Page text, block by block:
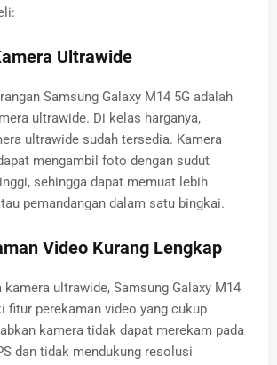
Ultrawide
Samsung Galaxy M14 5G adalah
ultrawide. Di kelas harganya,
ultrawide sudah tersedia. Kamera
mengambil foto dengan sudut
sehingga dapat memuat lebih
pemandangan dalam satu bingkai.
Video Kurang Lengkap
kamera ultrawide, Samsung Galaxy M14
fitur perekaman video yang cukup
kamera tidak dapat merekam pada
dan tidak mendukung resolusi